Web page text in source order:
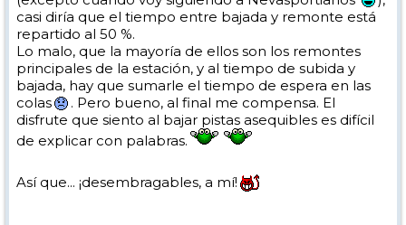
casi diría que el tiempo entre bajada y remonte está
repartido al 50 %.
Lo malo, que la mayoría de ellos son los remontes
principales de la estación, y al tiempo de subida y
bajada, hay que sumarle el tiempo de espera en las
colas
. Pero bueno, al final me compensa. El
disfrute que siento al bajar pistas asequibles es difícil
de explicar con palabras.
Así que... ¡desembragables, a mí!